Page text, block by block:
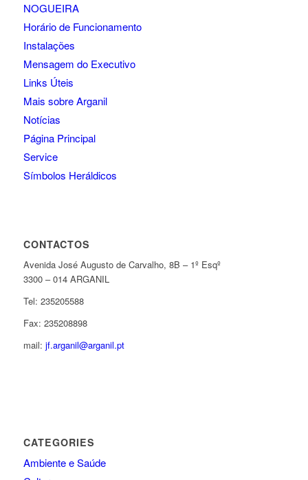
NOGUEIRA
Horário de Funcionamento
Instalações
Mensagem do Executivo
Links Úteis
Mais sobre Arganil
Notícias
Página Principal
Service
Símbolos Heráldicos
CONTACTOS
Avenida José Augusto de Carvalho, 8B – 1º Esqº
3300 – 014 ARGANIL
Tel: 235205588
Fax: 235208898
mail: jf.arganil@arganil.pt
CATEGORIES
Ambiente e Saúde